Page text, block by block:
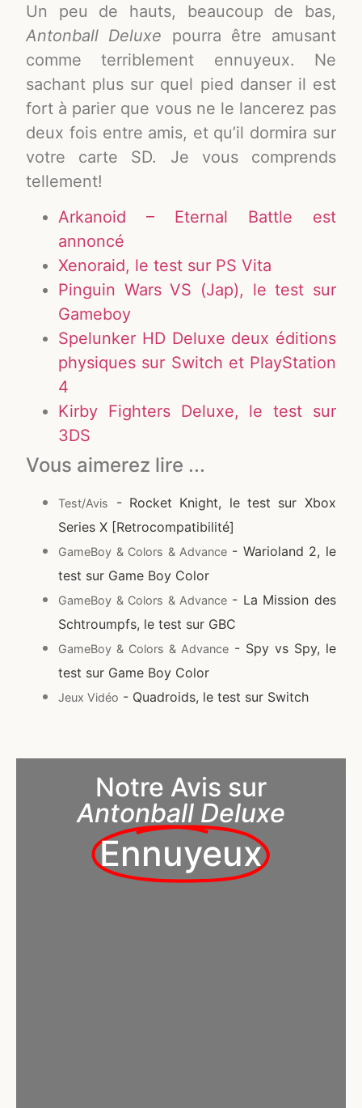
Un peu de hauts, beaucoup de bas,
Antonball Deluxe pourra être amusant
comme terriblement ennuyeux. Ne
sachant plus sur quel pied danser il est
fort à parier que vous ne le lancerez pas
deux fois entre amis, et qu’il dormira sur
votre carte SD. Je vous comprends
tellement!
Arkanoid – Eternal Battle est
annoncé
Xenoraid, le test sur PS Vita
Pinguin Wars VS (Jap), le test sur
Gameboy
Spelunker HD Deluxe deux éditions
physiques sur Switch et PlayStation
4
Kirby Fighters Deluxe, le test sur
3DS
Vous aimerez lire ...
Test/Avis
- Rocket Knight, le test sur Xbox
Series X [Retrocompatibilité]
GameBoy & Colors & Advance - Warioland 2, le
test sur Game Boy Color
GameBoy & Colors & Advance - La Mission des
Schtroumpfs, le test sur GBC
GameBoy & Colors & Advance - Spy vs Spy, le
test sur Game Boy Color
Jeux Vidéo - Quadroids, le test sur Switch
Notre Avis sur
Antonball Deluxe
Ennuyeux